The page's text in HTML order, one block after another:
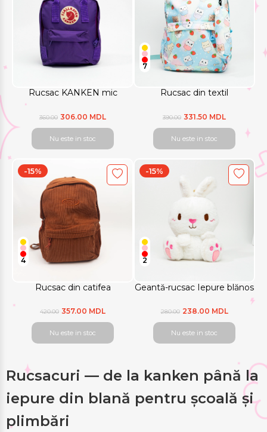
Rucsac KANKEN mic
360.00 306.00 MDL
Nu este in stoc
Rucsac din textil
7
390.00 331.50 MDL
Nu este in stoc
Rucsac din catifea
-15%
4
420.00 357.00 MDL
Nu este in stoc
Geantă-rucsac Iepure blănos
-15%
2
280.00 238.00 MDL
Nu este in stoc
Rucsacuri — de la kanken până la
iepure din blană pentru școală și
plimbări